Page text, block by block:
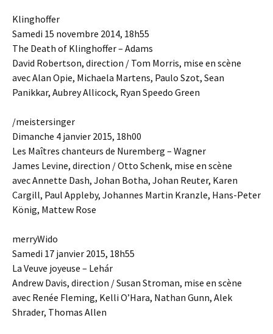
Klinghoffer
Samedi 15 novembre 2014, 18h55
The Death of Klinghoffer – Adams
David Robertson, direction / Tom Morris, mise en scène
avec Alan Opie, Michaela Martens, Paulo Szot, Sean
Panikkar, Aubrey Allicock, Ryan Speedo Green
/meistersinger
Dimanche 4 janvier 2015, 18h00
Les Maîtres chanteurs de Nuremberg – Wagner
James Levine, direction / Otto Schenk, mise en scène
avec Annette Dash, Johan Botha, Johan Reuter, Karen
Cargill, Paul Appleby, Johannes Martin Kranzle, Hans-Peter
König, Mattew Rose
merryWido
Samedi 17 janvier 2015, 18h55
La Veuve joyeuse – Lehár
Andrew Davis, direction / Susan Stroman, mise en scène
avec Renée Fleming, Kelli O’Hara, Nathan Gunn, Alek
Shrader, Thomas Allen